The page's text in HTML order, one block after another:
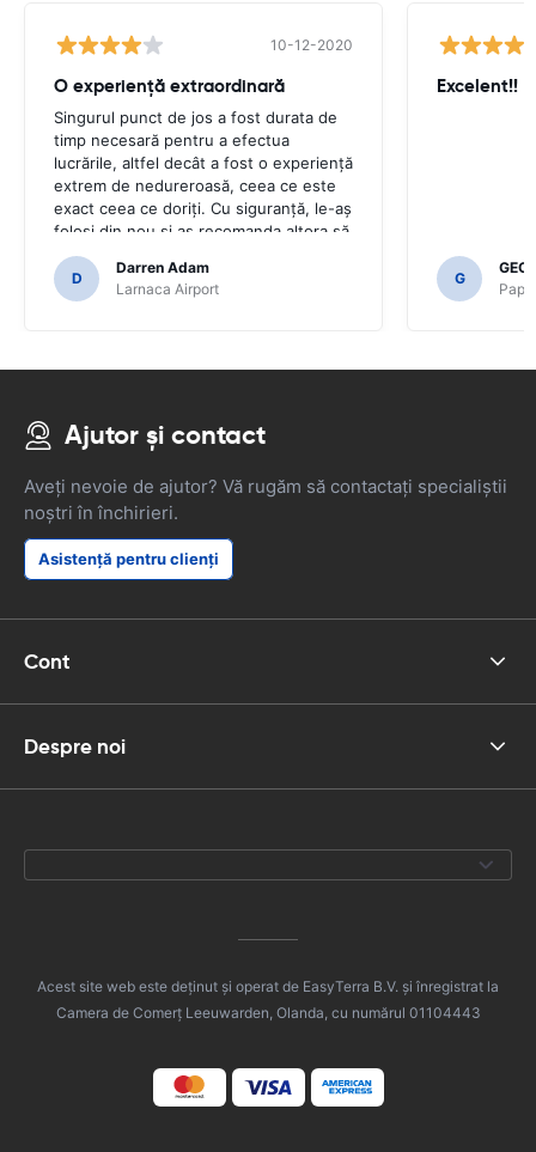
10-12-2020
O experiență extraordinară
Singurul punct de jos a fost durata de
timp necesară pentru a efectua
lucrările, altfel decât a fost o experiență
extrem de nedureroasă, ceea ce este
exact ceea ce doriți. Cu siguranță, le-aș
folosi din nou și aș recomanda altora să
facă același lucru.
D
Darren Adam
Larnaca Airport
Excelent!!
G
Ajutor și contact
Aveți nevoie de ajutor? Vă rugăm să contactați specialiștii
noștri în închirieri.
Asistență pentru clienți
Cont
Despre noi
Acest site web este deținut și operat de EasyTerra B.V. și înregistrat la
Camera de Comerț Leeuwarden, Olanda, cu numărul 01104443